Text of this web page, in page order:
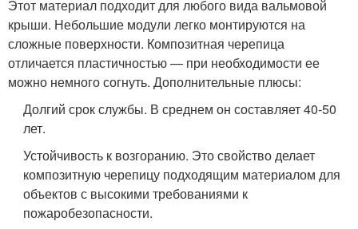
Этот материал подходит для любого вида вальмовой
крыши. Небольшие модули легко монтируются на
сложные поверхности. Композитная черепица
отличается пластичностью — при необходимости ее
можно немного согнуть. Дополнительные плюсы:
Долгий срок службы. В среднем он составляет 40-50
лет.
Устойчивость к возгоранию. Это свойство делает
композитную черепицу подходящим материалом для
объектов с высокими требованиями к
пожаробезопасности.